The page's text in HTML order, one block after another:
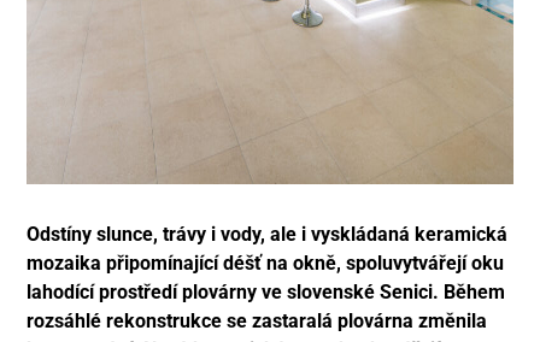
Odstíny slunce, trávy i vody, ale i vyskládaná keramická
mozaika připomínající déšť na okně, spoluvytvářejí oku
lahodící prostředí plovárny ve slovenské Senici. Během
rozsáhlé rekonstrukce se zastaralá plovárna změnila